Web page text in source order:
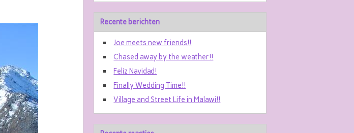
Recente berichten
Joe meets new friends!!
Chased away by the weather!!
Feliz Navidad!
Finally Wedding Time!!
Village and Street Life in Malawi!!